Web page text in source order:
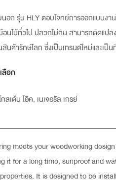
อก รุ่น HLY ตอบโจทย์การออกแบบง
นไม้ทั่วไป ปลวกไม่กิน สามารถดัดแ
นค้ารักษ์โลก ซึ่งเป็นเทรนด์ใหม่และเป็
ลือก
เด้น โอ๊ค, เนเจอรัล เกรย์
meets your woodworking
it for a long time, sunproof and
It is designed to be